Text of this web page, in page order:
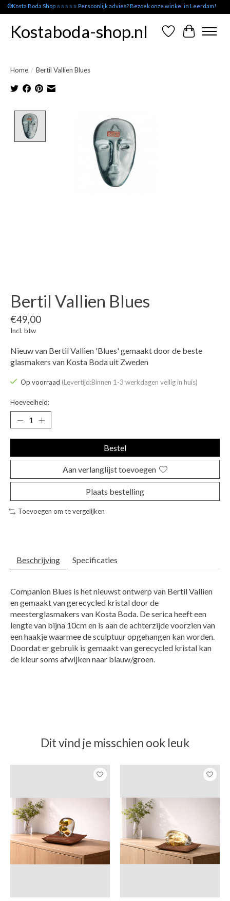
®Kosta Boda Shop ⭐⭐⭐⭐⭐ Persoonlijk advies? Bezoek onze winkel in Leerdam!
Kostaboda-shop.nl Verlanglijst
Home / Bertil Vallien Blues
Bertil Vallien Blues
€49,00
Incl. btw
Nieuw van Bertil Vallien 'Blues' gemaakt door de beste
glasmakers van Kosta Boda uit Zweden
Op voorraad (Levertijd:Binnen 1-3 werkdagen veilig in huis)
Hoeveelheid:
Bestel
Aan verlanglijst toevoegen
Plaats bestelling
Toevoegen om te vergelijken
Beschrijving Specificaties
Companion Blues is het nieuwst ontwerp van Bertil Vallien
en gemaakt van gerecycled kristal door de
meesterglasmakers van Kosta Boda. De serica heeft een
lengte van bijna 10cm en is aan de achterzijde voorzien van
een haakje waarmee de sculptuur opgehangen kan worden.
Doordat er gebruik is gemaakt van gerecycled kristal kan
de kleur soms afwijken naar blauw/groen.
Dit vind je misschien ook leuk
Items van productcarrousel